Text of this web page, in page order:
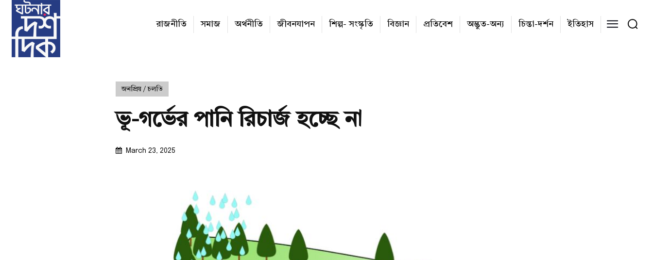
রাজনীতি সমাজ অর্থনীতি জীবনযাপন শিল্প- সংস্কৃতি বিজ্ঞান প্রতিবেশ অদ্ভুত-অন্য চিন্তা-দর্শন ইতিহাস
জনপ্রিয় / চলতি
ভূ-গর্ভের পানি রিচার্জ হচ্ছে না
March 23, 2025